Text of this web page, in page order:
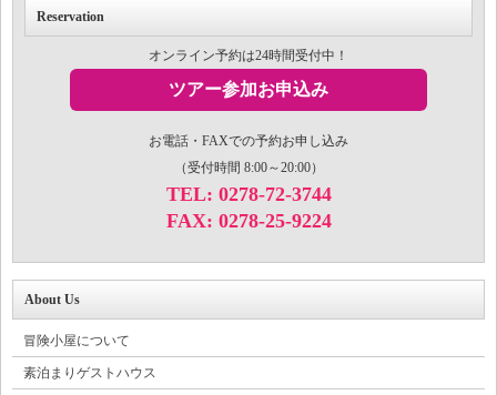
Reservation
オンライン予約は24時間受付中！
ツアー参加お申込み
お電話・FAXでの予約お申し込み
（受付時間 8:00～20:00）
TEL: 0278-72-3744
FAX: 0278-25-9224
About Us
冒険小屋について
素泊まりゲストハウス